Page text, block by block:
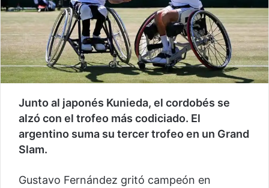
Junto al japonés Kunieda, el cordobés se
alzó con el trofeo más codiciado. El
argentino suma su tercer trofeo en un Grand
Slam.
Gustavo Fernández gritó campeón en